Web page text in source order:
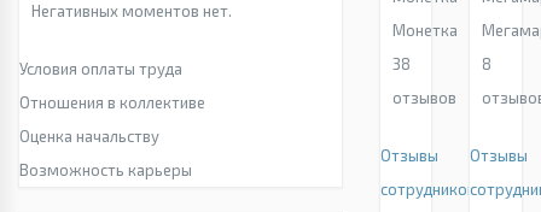
Негативных моментов нет.
Условия оплаты труда
Отношения в коллективе
Оценка начальству
Возможность карьеры
Монетка
38
отзывов
Отзывы
сотрудников
8
Отзывы